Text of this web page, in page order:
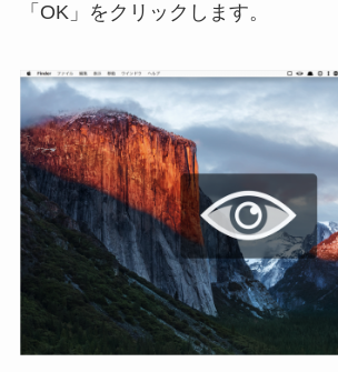
「OK」をクリックします。